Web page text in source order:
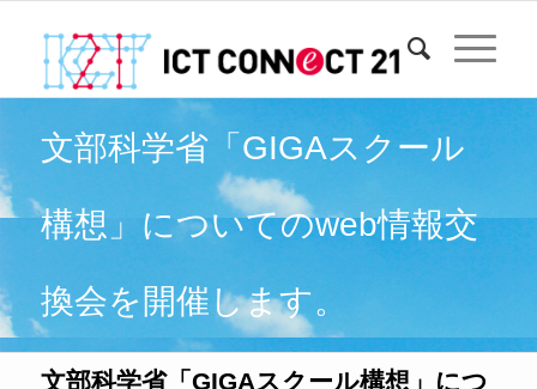
文部科学省「GIGAスクール
構想」についてのweb情報交
換会を開催します。
文部科学省「GIGAスクール構想」につ